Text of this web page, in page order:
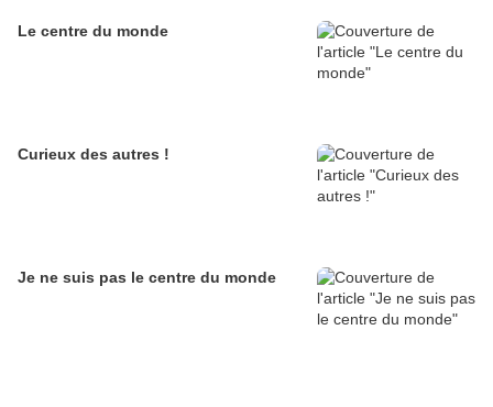
Le centre du monde
Curieux des autres !
Je ne suis pas le centre du monde